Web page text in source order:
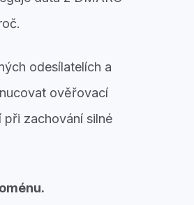
odesílatelích a
ověřovací
zachování silné